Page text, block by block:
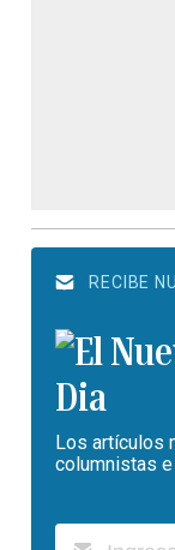
RECIBE
Los artículos
columnistas